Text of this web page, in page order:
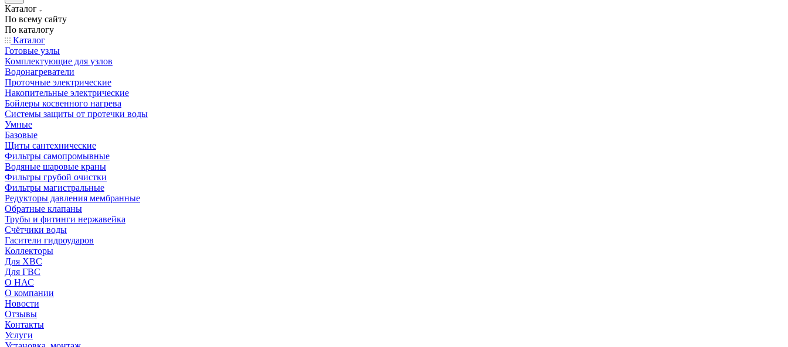
Каталог
По всему сайту
По каталогу
Каталог
Готовые узлы
Комплектующие для узлов
Водонагреватели
Проточные электрические
Накопительные электрические
Бойлеры косвенного нагрева
Системы защиты от протечки воды
Умные
Базовые
Щиты сантехнические
Фильтры самопромывные
Водяные шаровые краны
Фильтры грубой очистки
Фильтры магистральные
Редукторы давления мембранные
Обратные клапаны
Трубы и фитинги нержавейка
Счётчики воды
Гасители гидроударов
Коллекторы
Для ХВС
Для ГВС
О НАС
О компании
Новости
Отзывы
Контакты
Услуги